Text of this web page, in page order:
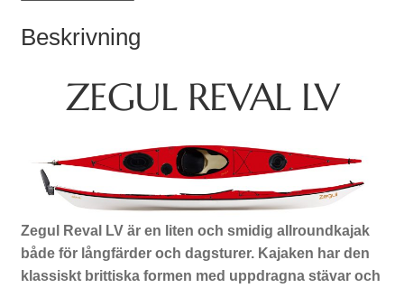
Beskrivning
ZEGUL REVAL LV
Zegul Reval LV är en liten och smidig allroundkajak
både för långfärder och dagsturer. Kajaken har den
klassiskt brittiska formen med uppdragna stävar och